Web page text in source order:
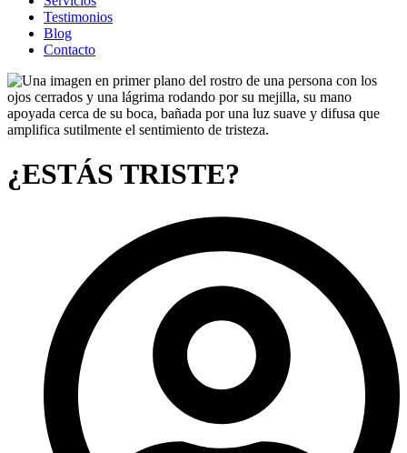
Testimonios
Blog
Contacto
¿ESTÁS TRISTE?